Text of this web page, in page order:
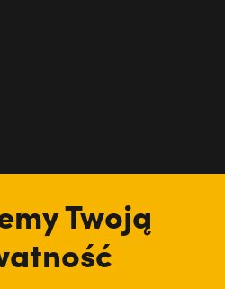
Twoją